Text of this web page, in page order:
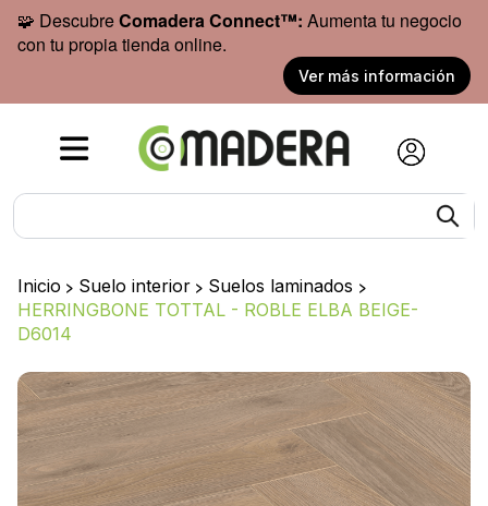
🧩 DescubreComadera Connect™: Aumenta tu negocio
con tu propia tienda online.
Ver más información
Inicio > Suelo interior > Suelos laminados >
HERRINGBONE TOTTAL - ROBLE ELBA BEIGE-
D6014